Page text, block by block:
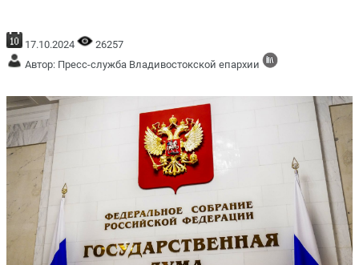
17.10.2024
26257
Автор: Пресс-служба Владивостокской епархии